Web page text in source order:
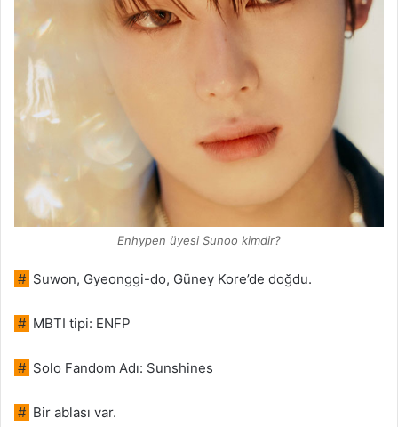
Enhypen üyesi Sunoo kimdir?
# Suwon, Gyeonggi-do, Güney Kore’de doğdu.
# MBTI tipi: ENFP
# Solo Fandom Adı: Sunshines
# Bir ablası var.